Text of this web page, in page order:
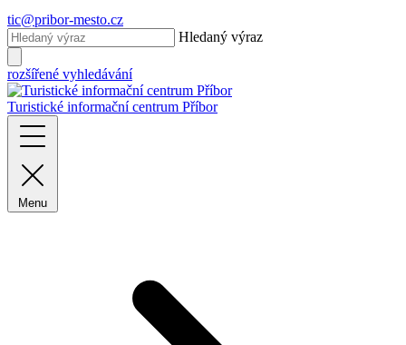
tic@pribor-mesto.cz
Hledaný výraz
rozšířené vyhledávání
Turistické informační centrum Příbor
Menu